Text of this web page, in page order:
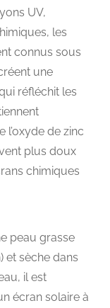
UV,
les
connus sous
une
réfléchit les
l’oxyde de zinc
plus doux
chimiques
peau grasse
et sèche dans
il est
écran solaire à